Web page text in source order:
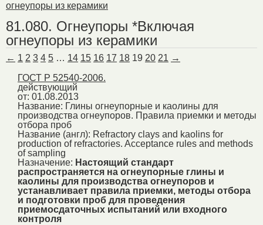
огнеупоры из керамики
81.080. Огнеупоры *Включая
огнеупоры из керамики
← 1 2 3 4 5 … 14 15 16 17 18 19 20 21 →
ГОСТ Р 52540-2006.
действующий
от: 01.08.2013
Название: Глины огнеупорные и каолины для
производства огнеупоров. Правила приемки и методы
отбора проб
Название (англ): Refractory clays and kaolins for
production of refractories. Acceptance rules and methods
of sampling
Назначение: Настоящий стандарт
распространяется на огнеупорные глины и
каолины для производства огнеупоров и
устанавливает правила приемки, методы отбора
и подготовки проб для проведения
приемосдаточных испытаний или входного
контроля